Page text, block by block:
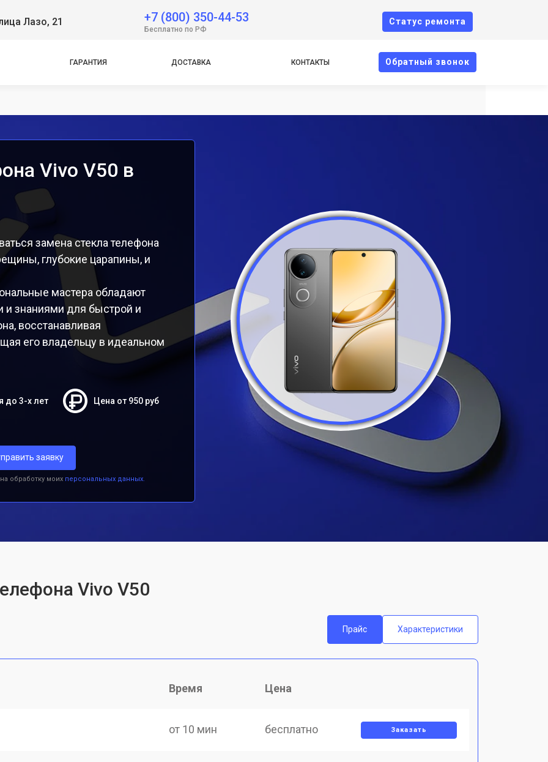
Лазо, 21 +7 (800) 350-44-53
Бесплатно по РФ
Cтатус ремонта
ГАРАНТИЯ ДОСТАВКА КОНТАКТЫ Oбратный звонок
Vivo V50 в
замена стекла телефона
глубокие царапины, и
мастера обладают
знаниями для быстрой и
восстанавливая
его владельцу в идеальном
до 3-х лет Цена от 950 руб
заявку
обработку моих персональных данных.
Vivo V50
Прайс
Характеристики
Время Цена
от 10 мин бесплатно Заказать